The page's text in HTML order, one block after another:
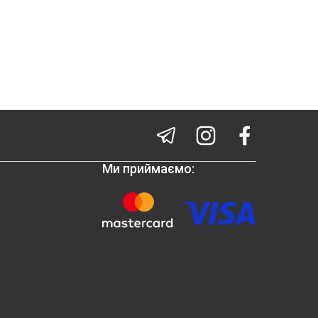
Ми приймаємо: